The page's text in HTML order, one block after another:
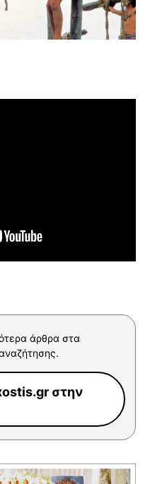
άρθρα στα
στην